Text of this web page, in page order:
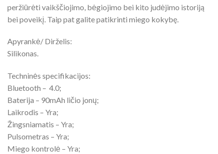
peržiūrėti vaikščiojimo, bėgiojimo bei kito judėjimo istoriją
bei poveikį. Taip pat galite patikrinti miego kokybę.
Apyrankė/ Dirželis:
Silikonas.
Techninės specifikacijos:
Bluetooth – 4.0;
Baterija – 90mAh ličio jonų;
Laikrodis – Yra;
Žingsniamatis – Yra;
Pulsometras – Yra;
Miego kontrolė – Yra;